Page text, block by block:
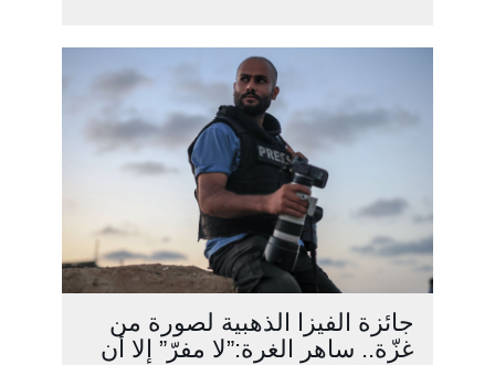
جائزة الفيزا الذهبية لصورة من
غزّة.. ساهر الغرة:”لا مفرّ” إلا أن